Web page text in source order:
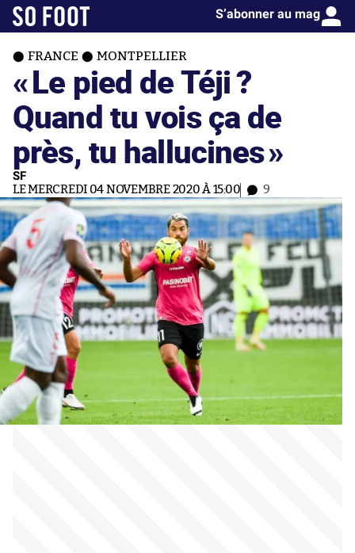
S’abonner au mag
FRANCE MONTPELLIER
«Le pied de Téji ?
Quand tu vois ça de
près, tu hallucines»
SF
LE MERCREDI 04 NOVEMBRE 2020 À 15:00 9